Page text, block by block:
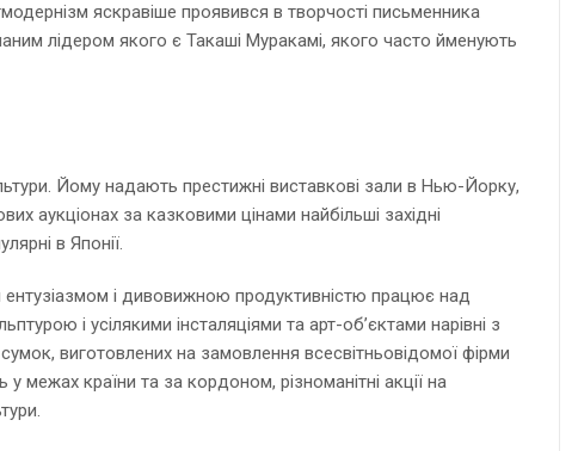
яскравіше проявився в творчості письменника
лідером якого є Такаші Муракамі, якого часто йменують
Йому надають престижні виставкові зали в Нью-Йорку,
аукціонах за казковими цінами найбільші західні
в Японії.
і дивовижною продуктивністю працює над
і усілякими інсталяціями та арт-об’єктами нарівні з
виготовлених на замовлення всесвітньовідомої фірми
країни та за кордоном, різноманітні акції на